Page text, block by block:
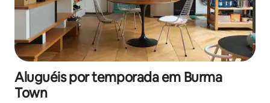
Aluguéis por temporada em Burma
Town